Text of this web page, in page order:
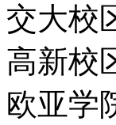
交大校
高新校
欧亚学